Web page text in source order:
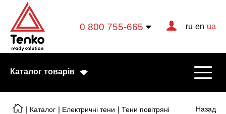
0 800 755-665 ru en ua
Каталог товарів
Назад
| Каталог | Електричні тени | Тени повітряні